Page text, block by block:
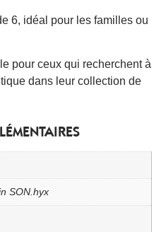
6, idéal pour les familles ou
pour ceux qui recherchent à
dans leur collection de
SON.hyx